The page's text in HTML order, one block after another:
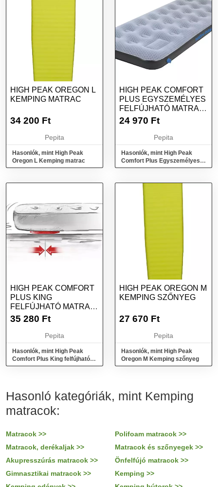
HIGH PEAK OREGON L
KEMPING MATRAC
34 200 Ft
Pepita
Hasonlók, mint High Peak
Oregon L Kemping matrac
HIGH PEAK COMFORT
PLUS EGYSZEMÉLYES
FELFÚJHATÓ MATRAC
- SZÜRKE/KÉK
24 970 Ft
Pepita
Hasonlók, mint High Peak
Comfort Plus Egyszemélyes
felfújható matrac - Szürke/Kék
HIGH PEAK COMFORT
PLUS KING
FELFÚJHATÓ MATRAC
- KÉK/BARNA
35 280 Ft
Pepita
Hasonlók, mint High Peak
Comfort Plus King felfújható
matrac - Kék/Barna
HIGH PEAK OREGON M
KEMPING SZŐNYEG
27 670 Ft
Pepita
Hasonlók, mint High Peak
Oregon M Kemping szőnyeg
Hasonló kategóriák, mint Kemping
matracok:
Matracok >>
Polifoam matracok >>
Matracok, derékaljak >>
Matracok és szőnyegek >>
Akupresszúrás matracok >>
Önfelfújó matracok >>
Gimnasztikai matracok >>
Kemping >>